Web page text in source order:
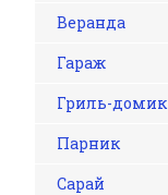
Веранда
Гараж
Гриль-домик
Парник
Сарай